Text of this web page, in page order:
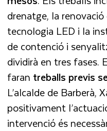
drenatge, la
tecnologia LED i la
de contenció i
dividirà en tres fases.
faran treballs previs
L’alcalde de Barberà,
positivament
intervenció és